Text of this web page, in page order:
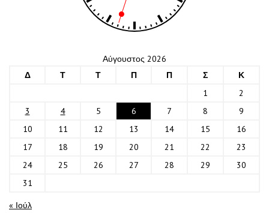
Αύγουστος 2026
Δ
Τ Τ Π Π Σ
Κ
1
2
3
4 5 6 7 8
9
10
11 12 13 14 15
16
17
18 19 20 21 22
23
24
25 26 27 28 29
30
31
« Ιούλ